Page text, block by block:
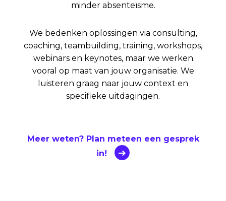
minder absenteïsme.
We bedenken oplossingen via consulting,
coaching, teambuilding, training, workshops,
webinars en keynotes, maar we werken
vooral op maat van jouw organisatie. We
luisteren graag naar jouw context en
specifieke uitdagingen.
Meer weten? Plan meteen een gesprek
in!